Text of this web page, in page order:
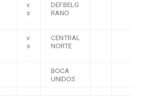
v
s
.
DEF.BELG
RANO
v
s
.
CENTRAL
NORTE
BOCA
UNIDOS